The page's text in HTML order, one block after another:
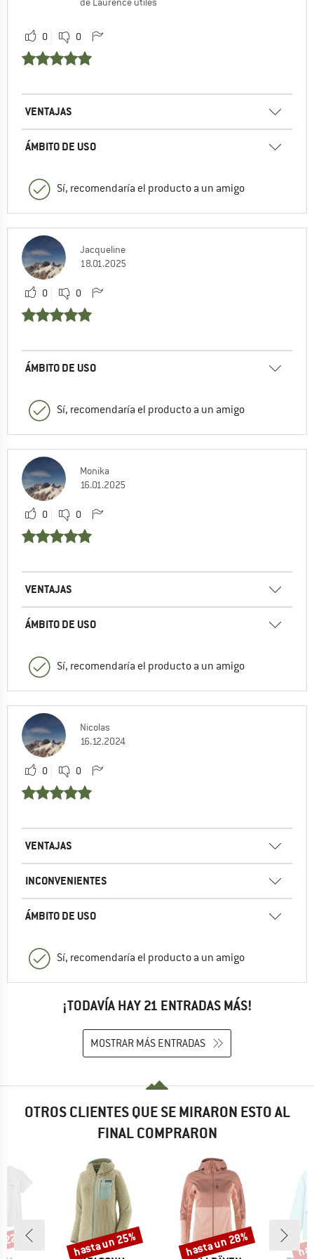
0 0
VENTAJAS
ÁMBITO DE USO
Sí, recomendaría el producto a un amigo
Jacqueline
18.01.2025
0 0
ÁMBITO DE USO
Sí, recomendaría el producto a un amigo
Monika
16.01.2025
0 0
VENTAJAS
ÁMBITO DE USO
Sí, recomendaría el producto a un amigo
Nicolas
16.12.2024
0 0
VENTAJAS
INCONVENIENTES
ÁMBITO DE USO
Sí, recomendaría el producto a un amigo
¡TODAVÍA HAY 21 ENTRADAS MÁS!
MOSTRAR MÁS ENTRADAS
OTROS CLIENTES QUE SE MIRARON ESTO AL
FINAL COMPRARON
Descuento
hasta un 25% Descuento
hasta un 28%